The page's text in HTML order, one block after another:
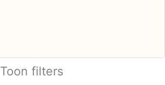
Toon filters